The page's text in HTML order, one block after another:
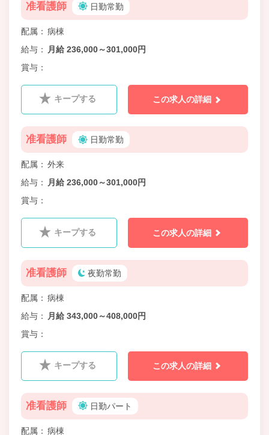
准看護師 日勤常勤
配属
病棟
給与
月給 236,000～301,000円
賞与
キープする この求人の詳細
准看護師 日勤常勤
配属
外来
給与
月給 236,000～301,000円
賞与
キープする この求人の詳細
准看護師 夜勤常勤
配属
病棟
給与
月給 343,000～408,000円
賞与
キープする この求人の詳細
准看護師 日勤パート
配属 病棟